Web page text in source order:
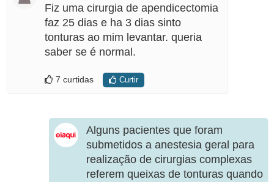
Fiz uma cirurgia de apendicectomia
faz 25 dias e ha 3 dias sinto
tonturas ao mim levantar. queria
saber se é normal.
7 curtidas Curtir
Alguns pacientes que foram
submetidos a anestesia geral para
realização de cirurgias complexas
referem queixas de tonturas quando